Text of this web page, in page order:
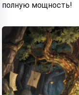
полную мощность!